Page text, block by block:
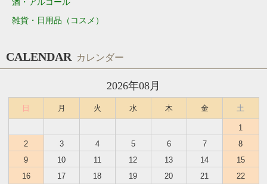
酒・アルコール
雑貨・日用品（コスメ）
CALENDAR カレンダー
2026年08月
日 月 火 水 木 金 土
1
2
3 4 5 6 7
8
9
10 11 12 13 14
15
16
17 18 19 20 21
22